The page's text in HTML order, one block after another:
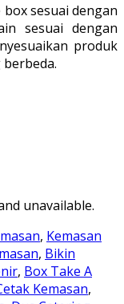
sesuai dengan
sesuai dengan
produk
unavailable.
, Kemasan
, Bikin
, Box Take A
Kemasan,